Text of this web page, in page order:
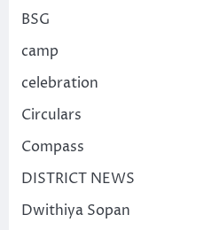
BSG
camp
celebration
Circulars
Compass
DISTRICT NEWS
Dwithiya Sopan